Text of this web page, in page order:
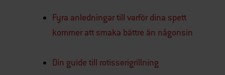
Fyra anledningar till varför dina spett
kommer att smaka bättre än någonsin
Din guide till rotisserigrillning